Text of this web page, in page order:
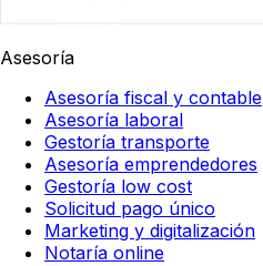
Asesoría
Asesoría fiscal y contable
Asesoría laboral
Gestoría transporte
Asesoría emprendedores
Gestoría low cost
Solicitud pago único
Marketing y digitalización
Notaría online